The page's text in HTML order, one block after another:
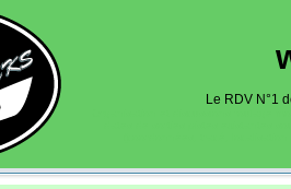
Le RDV N°1